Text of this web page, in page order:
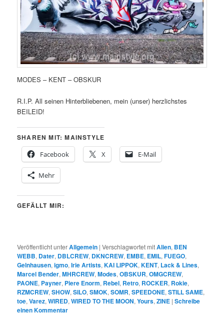
MODES – KENT – OBSKUR
R.I.P. All seinen Hinterbliebenen, mein (unser) herzlichstes
BEILEID!
SHAREN MIT: MAINSTYLE
Facebook
X E-Mail
Mehr
GEFÄLLT MIR:
Veröffentlicht unterAllgemein |Verschlagwortet mitAlien, BEN
WEBB, Dater, DBLCREW, DKNCREW, EMBE, EMIL,FUEGO,
Gelnhausen,igmo,Irie Artists,KAI LIPPOK,KENT, Lack & Lines,
Marcel Bender,MHRCREW,Modes,OBSKUR,OMGCREW,
PAONE, Payner, Piere Enorm, Rebel, Retro, ROCKER, Rokie,
RZMCREW,SHOW,SILO,SMOK,SOMR,SPEEDONE,STILL SAME,
toe,Varez,WIRED,WIRED TO THE MOON,Yours,ZINE |Schreibe
einen Kommentar